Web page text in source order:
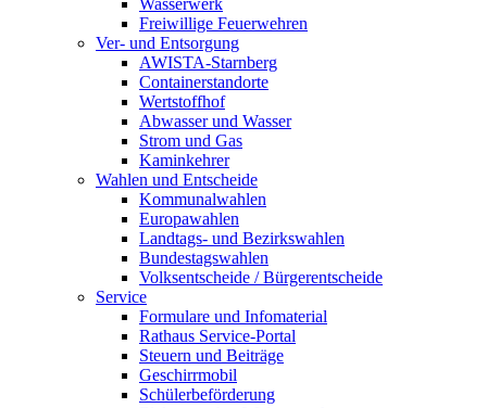
Wasserwerk
Freiwillige Feuerwehren
Ver- und Entsorgung
AWISTA-Starnberg
Containerstandorte
Wertstoffhof
Abwasser und Wasser
Strom und Gas
Kaminkehrer
Wahlen und Entscheide
Kommunalwahlen
Europawahlen
Landtags- und Bezirkswahlen
Bundestagswahlen
Volksentscheide / Bürgerentscheide
Service
Formulare und Infomaterial
Rathaus Service-Portal
Steuern und Beiträge
Geschirrmobil
Schülerbeförderung